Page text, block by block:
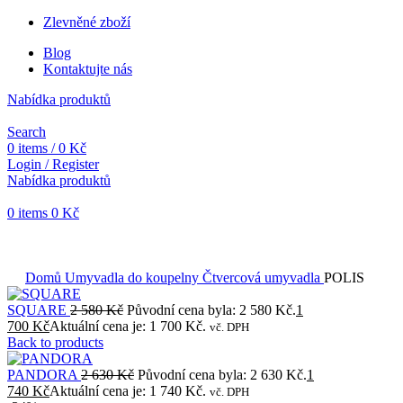
Zlevněné zboží
Blog
Kontaktujte nás
Nabídka produktů
Search
0 items / 0 Kč
Login / Register
Nabídka produktů
0 items 0 Kč
Domů Umyvadla do koupelny Čtvercová umyvadla POLIS
SQUARE 2 580Kč Původní cena byla: 2 580 Kč.1
700 KčAktuální cena je: 1 700 Kč. vč. DPH
Back to products
PANDORA 2 630Kč Původní cena byla: 2 630 Kč.1
740 KčAktuální cena je: 1 740 Kč. vč. DPH